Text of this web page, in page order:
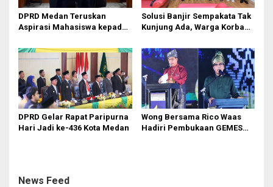
DPRD Medan Teruskan
Aspirasi Mahasiswa kepada
Masyarakat DPR RI
Solusi Banjir Sempakata Tak
Kunjung Ada, Warga Korban
Medan
DPRD Gelar Rapat Paripurna
Hari Jadi ke-436 Kota Medan
Wong Bersama Rico Waas
Hadiri Pembukaan GEMES
News Feed